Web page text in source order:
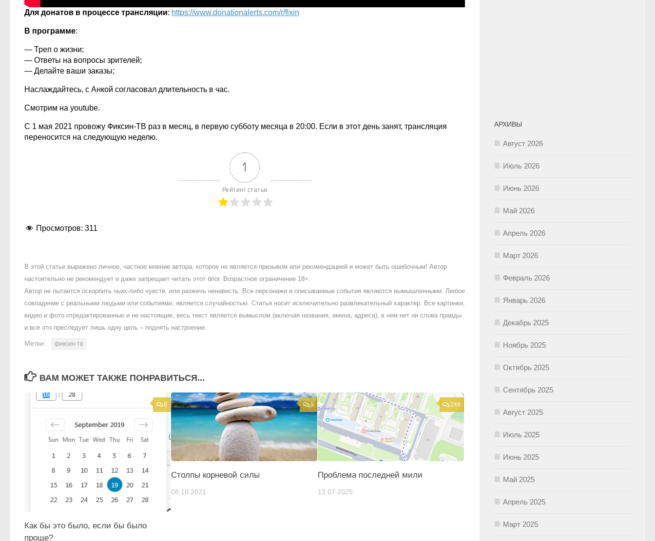
Для донатов в процессе трансляции: https://www.donationalerts.com/r/fixin
В программе:
— Треп о жизни;
— Ответы на вопросы зрителей;
— Делайте ваши заказы;
Наслаждайтесь, с Анкой согласовал длительность в час.
Смотрим на youtube.
С 1 мая 2021 провожу Фиксин-ТВ раз в месяц, в первую субботу месяца в 20:00. Если в этот день занят, трансляция
переносится на следующую неделю.
1
Рейтинг статьи
Просмотров: 311
В этой статье выражено личное, частное мнение автора, которое не является призывом или рекомендацией и может быть ошибочным! Автор
настоятельно не рекомендует и даже запрещает читать этот блог. Возрастное ограничение 18+.
Автор не пытается оскорбить чьих-либо чувств, или разжечь ненависть. Все персонажи и описываемые события являются вымышленными. Любое
совпадение с реальными людьми или событиями, является случайностью. Статья носит исключительно развлекательный характер. Все картинки,
видео и фото отредактированные и не настоящие, весь текст является вымыслом (включая названия, имена, адреса), в нем нет ни слова правды
и все это преследует лишь одну цель – поднять настроение.
Метки: фиксин-тв
ВАМ МОЖЕТ ТАКЖЕ ПОНРАВИТЬСЯ...
8
Как бы это было, если бы было
проще?
9
Столпы корневой силы
08.10.2021
249
Проблема последней мили
13.07.2025
АРХИВЫ
Август 2026
Июль 2026
Июнь 2026
Май 2026
Апрель 2026
Март 2026
Февраль 2026
Январь 2026
Декабрь 2025
Ноябрь 2025
Октябрь 2025
Сентябрь 2025
Август 2025
Июль 2025
Июнь 2025
Май 2025
Апрель 2025
Март 2025